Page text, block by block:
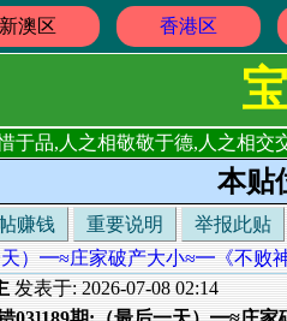
新澳区 香港区
于品,人之相敬敬于德,人之相
本贴
赚钱 重要说明
举报此贴
天）━≈庄家破产大小≈━《不败
发表于: 2026-07-08 02:14